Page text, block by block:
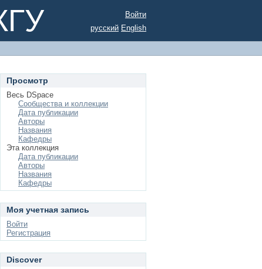
Войти
русский English
Просмотр
Весь DSpace
Сообщества и коллекции
Дата публикации
Авторы
Названия
Кафедры
Эта коллекция
Дата публикации
Авторы
Названия
Кафедры
Моя учетная запись
Войти
Регистрация
Discover